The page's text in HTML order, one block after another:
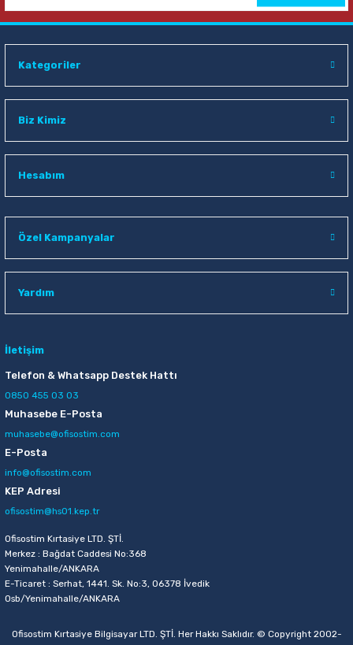
535,00 TL
Kategoriler
Biz Kimiz
Hesabım
Özel Kampanyalar
Yardım
İletişim
Telefon & Whatsapp Destek Hattı
0850 455 03 03
Muhasebe E-Posta
muhasebe@ofisostim.com
E-Posta
info@ofisostim.com
KEP Adresi
ofisostim@hs01.kep.tr
Ofisostim Kırtasiye LTD. ŞTİ.
Merkez : Bağdat Caddesi No:368
Yenimahalle/ANKARA
E-Ticaret : Serhat, 1441. Sk. No:3, 06378 İvedik
Osb/Yenimahalle/ANKARA
Ofisostim Kırtasiye Bilgisayar LTD. ŞTİ. Her Hakkı Saklıdır. © Copyright 2002-